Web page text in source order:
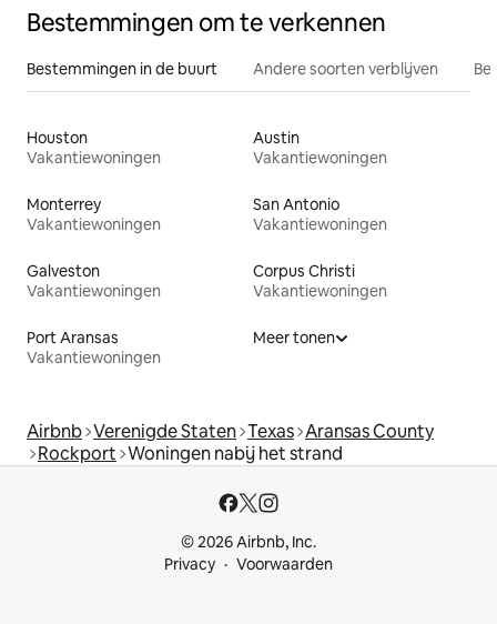
Bestemmingen om te verkennen
Bestemmingen in de buurt Andere soorten verblijven
Houston
Vakantiewoningen
Austin
Vakantiewoningen
Monterrey
Vakantiewoningen
San Antonio
Vakantiewoningen
Galveston
Vakantiewoningen
Corpus Christi
Vakantiewoningen
Port Aransas
Vakantiewoningen
Meer tonen
Airbnb Verenigde Staten Texas Aransas County
Rockport Woningen nabij het strand
© 2026 Airbnb, Inc.
Privacy
Voorwaarden